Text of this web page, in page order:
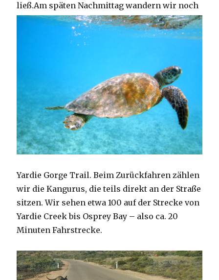
ließ.Am späten Nachmittag wandern wir noch
Yardie Gorge Trail. Beim Zurückfahren zählen
wir die Kangurus, die teils direkt an der Straße
sitzen. Wir sehen etwa 100 auf der Strecke von
Yardie Creek bis Osprey Bay – also ca. 20
Minuten Fahrstrecke.